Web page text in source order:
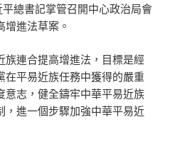
總書記掌管召開中心政治局會
進法草案。
連合提高增進法，目標是經
在平易近族任務中獲得的嚴重
意志，健全鑄牢中華平易近族
，進一個步驟加強中華平易近